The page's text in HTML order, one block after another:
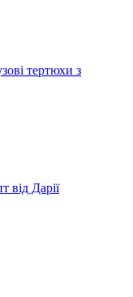
тертюхи з
від Дарії